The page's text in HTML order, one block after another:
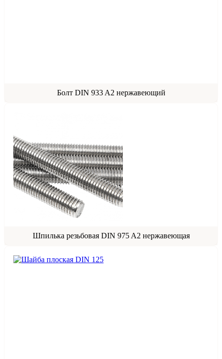
Болт DIN 933 A2 нержавеющий
Шпилька резьбовая DIN 975 A2 нержавеющая